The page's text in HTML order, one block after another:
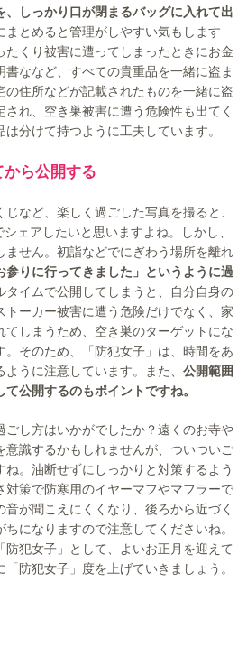
、しっかり口が閉まるバッグに入れて出
まとめると管理がしやすい気もします
たくり被害に遭ってしまったときにお金
書ななど、すべての貴重品を一緒に盗ま
の住所などが記載されたものを一緒に盗
され、空き巣被害に遭う危険性も出てく
分けて持つように工夫しています。
ら公開する
など、楽しく過ごした写真を撮ると、
ェアしたいと思いますよね。しかし、
ません。初詣などでにぎわう場所を離れ
参りに行ってきました」というように過
タイムで公開してしまうと、自分自身の
トーカー被害に遭う危険だけでなく、家
てしまうため、空き巣のターゲットにな
。そのため、「防犯女子」は、時間をあ
ように注意しています。また、公開範囲
公開するのもポイントですね。
ごし方はいかがでしたか？遠くのお寺や
意識するかもしれませんが、ついついご
。油断せずにしっかりと対策するよう
対策で防寒用のイヤーマフやマフラーで
が聞こえにくくなり、後ろから近づく
になりますので注意してくださいね。
防犯女子」として、よいお正月を迎えて
防犯女子」度を上げていきましょう。